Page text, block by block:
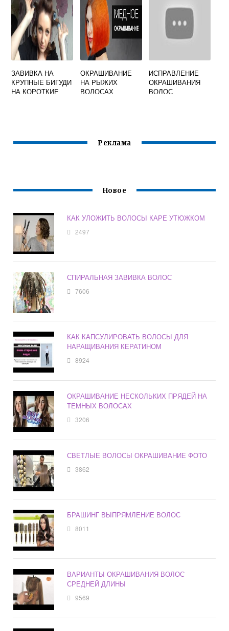
ЗАВИВКА НА
КРУПНЫЕ БИГУДИ
НА КОРОТКИЕ
ОКРАШИВАНИЕ
НА РЫЖИХ
ВОЛОСАХ
ИСПРАВЛЕНИЕ
ОКРАШИВАНИЯ
ВОЛОС
Реклама
Новое
КАК УЛОЖИТЬ ВОЛОСЫ КАРЕ УТЮЖКОМ
2497
СПИРАЛЬНАЯ ЗАВИВКА ВОЛОС
7606
КАК КАПСУЛИРОВАТЬ ВОЛОСЫ ДЛЯ
НАРАЩИВАНИЯ КЕРАТИНОМ
8924
ОКРАШИВАНИЕ НЕСКОЛЬКИХ ПРЯДЕЙ НА
ТЕМНЫХ ВОЛОСАХ
3206
СВЕТЛЫЕ ВОЛОСЫ ОКРАШИВАНИЕ ФОТО
3862
БРАШИНГ ВЫПРЯМЛЕНИЕ ВОЛОС
8011
ВАРИАНТЫ ОКРАШИВАНИЯ ВОЛОС
СРЕДНЕЙ ДЛИНЫ
9569